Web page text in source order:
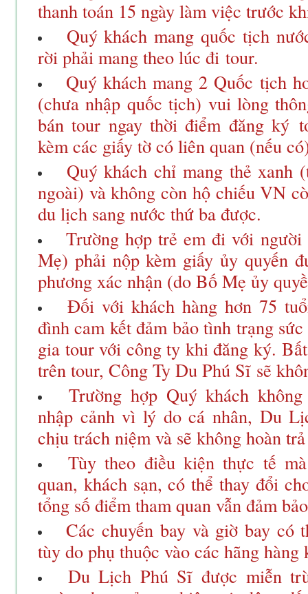
thanh toán 15 ngày làm việc trước
Quý khách mang quốc tịch
rời phải mang theo lúc đi tour.
Quý khách mang 2 Quốc tịch
(chưa nhập quốc tịch) vui lòng
bán tour ngay thời điểm đăng ký
kèm các giấy tờ có liên quan (nếu
Quý khách chỉ mang thẻ xanh
ngoài) và không còn hộ chiếu VN
du lịch sang nước thứ ba được.
Trường hợp trẻ em đi với
Mẹ) phải nộp kèm giấy ủy quyến
phương xác nhận (do Bố Mẹ ủy
Đối với khách hàng hơn 75
đình cam kết đảm bảo tình trạng
gia tour với công ty khi đăng ký.
trên tour, Công Ty Du Phú Sĩ sẽ
Trường hợp Quý khách
nhập cảnh vì lý do cá nhân, Du
chịu trách niệm và sẽ không hoàn
Tùy theo điều kiện thực tế
quan, khách sạn, có thể thay đổi
tổng số điểm tham quan vẫn đảm
Các chuyến bay và giờ bay có
tùy do phụ thuộc vào các hãng hàng
Du Lịch Phú Sĩ được miễn